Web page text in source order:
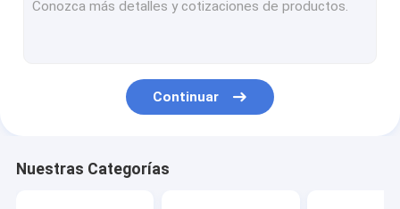
El aluminio a presión vivienda de la fundición
Continuar
Nuestras Categorías